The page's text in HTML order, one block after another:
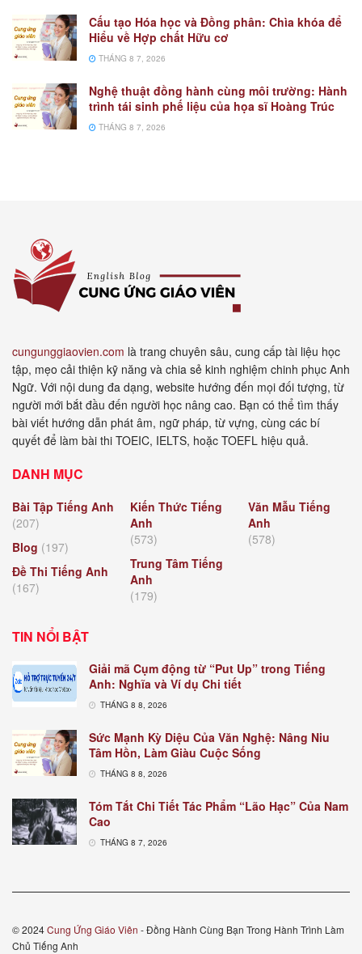
Cấu tạo Hóa học và Đồng phân: Chìa khóa để
Hiểu về Hợp chất Hữu cơ
THÁNG 8 7, 2026
Nghệ thuật đồng hành cùng môi trường: Hành
trình tái sinh phế liệu của họa sĩ Hoàng Trúc
THÁNG 8 7, 2026
cungunggiaovien.com là trang chuyên sâu, cung cấp tài liệu học
tập, mẹo cải thiện kỹ năng và chia sẻ kinh nghiệm chinh phục Anh
Ngữ. Với nội dung đa dạng, website hướng đến mọi đối tượng, từ
người mới bắt đầu đến người học nâng cao. Bạn có thể tìm thấy
bài viết hướng dẫn phát âm, ngữ pháp, từ vựng, cùng các bí
quyết để làm bài thi TOEIC, IELTS, hoặc TOEFL hiệu quả.
DANH MỤC
Bài Tập Tiếng Anh
(207)
Blog (197)
Đề Thi Tiếng Anh
(167)
Kiến Thức Tiếng
Anh
(573)
Trung Tâm Tiếng
Anh
(179)
Văn Mẫu Tiếng
Anh
(578)
TIN NỔI BẬT
Giải mã Cụm động từ “Put Up” trong Tiếng
Anh: Nghĩa và Ví dụ Chi tiết
THÁNG 8 8, 2026
Sức Mạnh Kỳ Diệu Của Văn Nghệ: Nâng Niu
Tâm Hồn, Làm Giàu Cuộc Sống
THÁNG 8 8, 2026
Tóm Tắt Chi Tiết Tác Phẩm “Lão Hạc” Của Nam
Cao
THÁNG 8 7, 2026
© 2024Cung Ứng Giáo Viên - Đồng Hành Cùng Bạn Trong Hành Trình Làm
Chủ Tiếng Anh